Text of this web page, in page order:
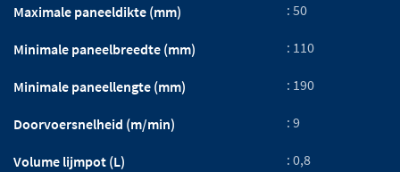
Maximale paneeldikte (mm) : 50
Minimale paneelbreedte (mm) : 110
Minimale paneellengte (mm) : 190
Doorvoersnelheid (m/min) : 9
Volume lijmpot (L) : 0,8